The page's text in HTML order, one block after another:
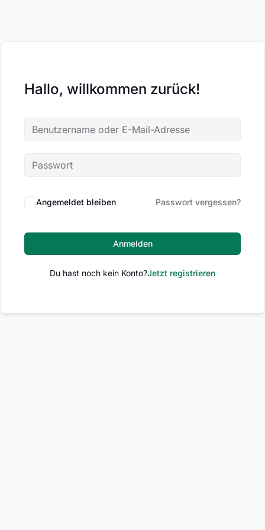
Hallo, willkommen zurück!
Angemeldet bleiben Passwort vergessen?
Anmelden
Du hast noch kein Konto?Jetzt registrieren